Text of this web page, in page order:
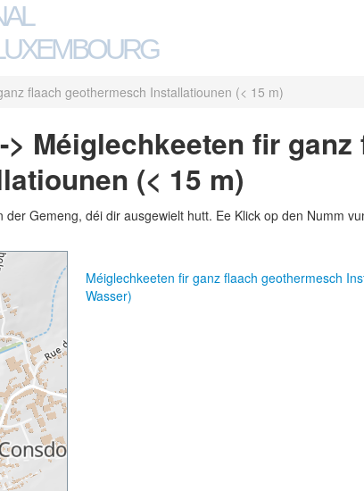
flaach geothermesch Installatiounen (< 15 m)
Méiglechkeeten fir ganz
(< 15 m)
Gemeng, déi dir ausgewielt hutt. Ee Klick op den Numm
Méiglechkeeten fir ganz flaach geothermesch
Wasser)